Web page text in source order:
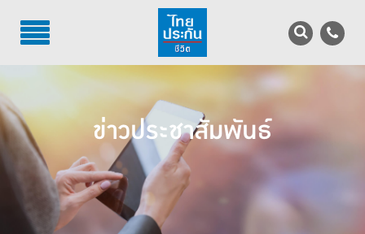
TH EN
บริการลูกค้า
บริการตัวแทน
รู้จักไทยประกันชีวิต
นักลงทุนสัมพันธ์
ข่าวประชาสัมพันธ์